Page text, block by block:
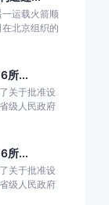
运载火箭顺
北京组织的
所...
关于批准设
级人民政府
所...
关于批准设
级人民政府